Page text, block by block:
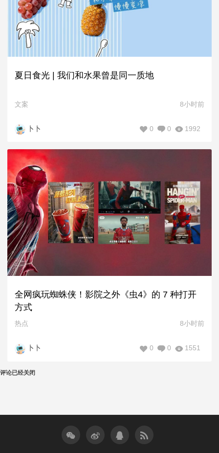
夏日食光 | 我们和水果曾是同一质地
文案 8小时前
卜卜 1992
0
0
全网疯玩蜘蛛侠！影院之外《虫4》的 7 种打开
方式
热点 8小时前
卜卜 1551
0
0
评论已经关闭